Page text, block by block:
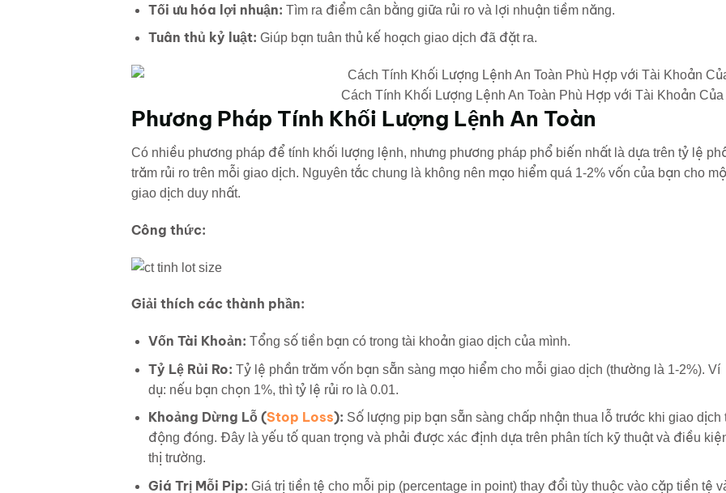
Tối ưu hóa lợi nhuận: Tìm ra điểm cân bằng giữa rủi ro và lợi nhuận tiềm năng.
Tuân thủ kỷ luật: Giúp bạn tuân thủ kế hoạch giao dịch đã đặt ra.
Cách Tính Khối Lượng Lệnh An Toàn Phù Hợp với Tài Khoản Của
Phương Pháp Tính Khối Lượng Lệnh An Toàn
Có nhiều phương pháp để tính khối lượng lệnh, nhưng phương pháp phổ biến nhất là dựa trên tỷ lệ
trăm rủi ro trên mỗi giao dịch. Nguyên tắc chung là không nên mạo hiểm quá 1-2% vốn của bạn cho
giao dịch duy nhất.
Công thức:
Giải thích các thành phần:
Vốn Tài Khoản: Tổng số tiền bạn có trong tài khoản giao dịch của mình.
Tỷ Lệ Rủi Ro: Tỷ lệ phần trăm vốn bạn sẵn sàng mạo hiểm cho mỗi giao dịch (thường là 1-2%). Ví
dụ: nếu bạn chọn 1%, thì tỷ lệ rủi ro là 0.01.
Khoảng Dừng Lỗ (Stop Loss): Số lượng pip bạn sẵn sàng chấp nhận thua lỗ trước khi giao dịch
động đóng. Đây là yếu tố quan trọng và phải được xác định dựa trên phân tích kỹ thuật và điều
thị trường.
Giá Trị Mỗi Pip: Giá trị tiền tệ cho mỗi pip (percentage in point) thay đổi tùy thuộc vào cặp tiền tệ